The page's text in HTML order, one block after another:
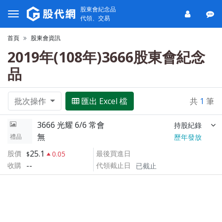
股東會紀念品
代領、交易
首頁 股東會資訊
2019年(108年)3666股東會紀念
品
批次操作 匯出 Excel 檔 共 1 筆
禮品
3666 光耀 6/6 常會 持股紀錄
無
歷年發放
股價
25.1
0.05
收購 --
最後買進日
代領截止日
已截止